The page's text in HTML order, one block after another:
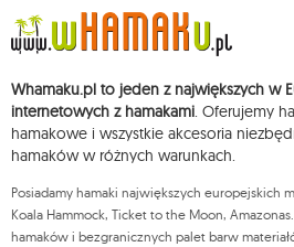
Dane będą przetwarzane w celu wysyłki
chwili rezygnacji z subskrypcji.
Przysługuje Ci prawo do żądania dostępu
sprzeciwu wobec przetwarzania swoich
wniesienia skargi do organu nadzorczego
dowolnym momencie bez wpływu na
którego dokonano na podstawie zgody przed
możesz kontaktować się z działem obsługi
Więcej informacji: www.mouton.pl/ODO
Whamaku.pl to jeden z największych w
internetowych z hamakami. Oferujemy
hamakowe i wszystkie akcesoria
hamaków w różnych warunkach.
Posiadamy hamaki największych europejskich
Koala Hammock, Ticket to the Moon,
hamaków i bezgranicznych palet barw